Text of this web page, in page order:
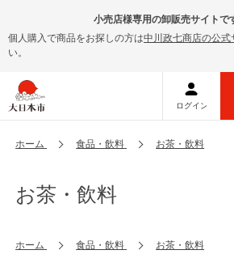
小売店様専用の卸販売サイトで
個人購入で商品をお探しの方は中川政七商店の公式
い。
ホーム 食品・飲料 お茶・飲料
お茶・飲料
ホーム 食品・飲料 お茶・飲料